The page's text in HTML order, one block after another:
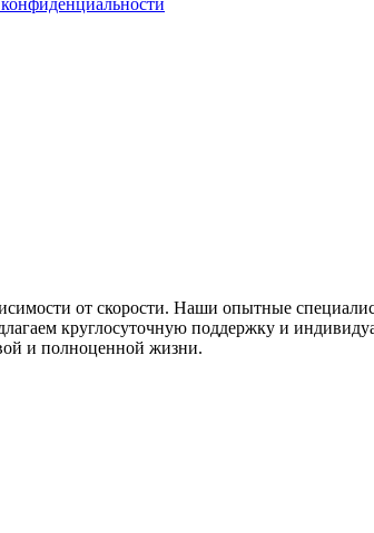
от скорости. Наши опытные
круглосуточную поддержку и
и полноценной жизни.